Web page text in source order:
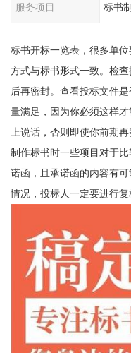
服务项目 标书
标书开标一览表，很多单
方式与标书形式一致。检
后再密封。查看投标文件
量满足，因为你必须这样
上说话，否则即使你前期
制作标书时一些项目对于
诺函，且承诺函的内容有
情况，投标人一定要进行复